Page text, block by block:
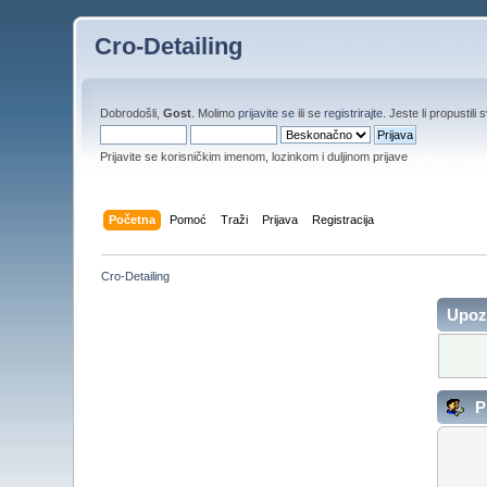
Cro-Detailing
Dobrodošli,Gost . Molimoprijavite se ili seregistrirajte . Jeste li propustili
Prijavite se korisničkim imenom, lozinkom i duljinom prijave
Početna Pomoć Traži Prijava Registracija
Cro-Detailing